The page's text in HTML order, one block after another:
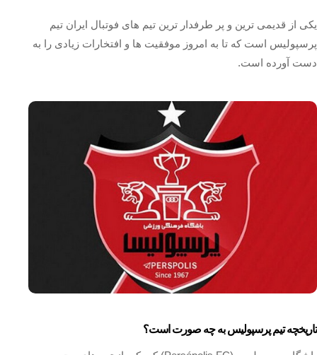
یکی از قدیمی ترین و پر طرفدار ترین تیم های فوتبال ایران تیم
پرسپولیس است که تا به امروز موفقیت‌ ها و افتخارات زیادی را به
دست آورده است.
تاریخچه تیم پرسپولیس به چه صورت است؟